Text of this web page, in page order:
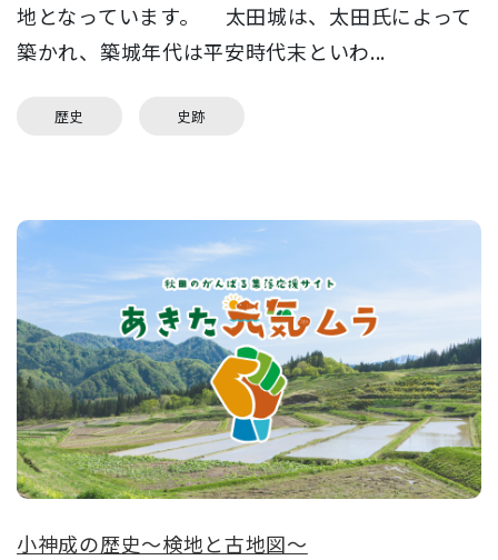
地となっています。 太田城は、太田氏によって
築かれ、築城年代は平安時代末といわ...
歴史 史跡
小神成の歴史～検地と古地図～